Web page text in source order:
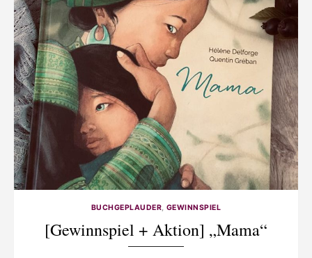
BUCHGEPLAUDER, GEWINNSPIEL
[Gewinnspiel + Aktion] „Mama“